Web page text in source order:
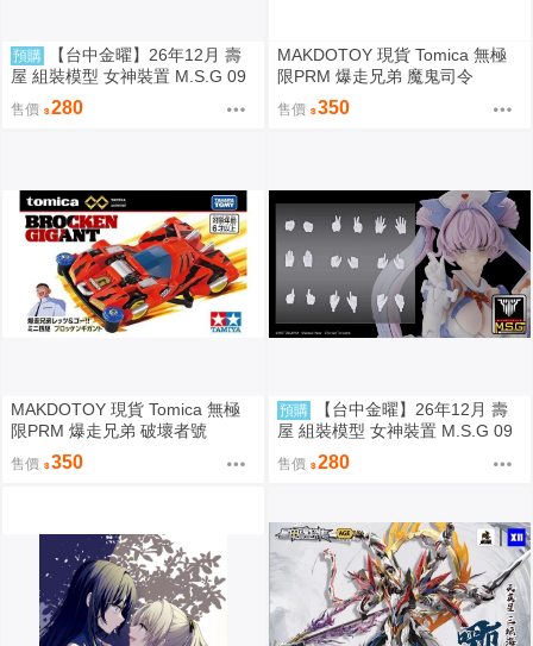
預購
【台中金曜】26年12月 壽
屋 組裝模型 女神裝置 M.S.G 09
手部零件套組 黑色 0819
售價 280
MAKDOTOY 現貨 Tomica 無極
限PRM 爆走兄弟 魔鬼司令
售價 350
MAKDOTOY 現貨 Tomica 無極
限PRM 爆走兄弟 破壞者號
售價 350
預購
【台中金曜】26年12月 壽
屋 組裝模型 女神裝置 M.S.G 09
手部零件套組 白色 0819
售價 280